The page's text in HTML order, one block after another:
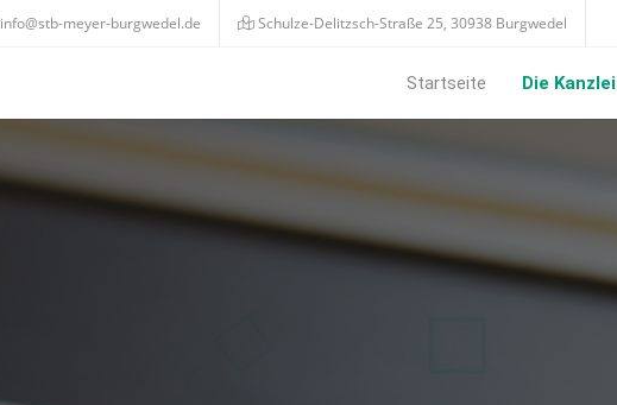
info@stb-meyer-burgwedel.de Schulze-Delitzsch-Straße 25, 30938 Burgwedel
Startseite Die Kanzlei